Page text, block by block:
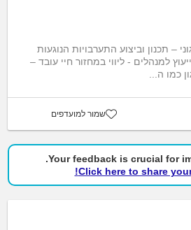
– תכנון וביצוע התערבויות הנוגעות
למנהלים - ליווי במחזור חיי עובד –
כמו ה...
שמור למועדפים
Your feedback is crucial for
Click here to share